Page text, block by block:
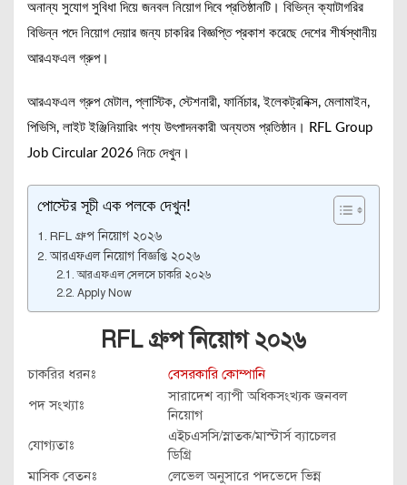
অনান্য সুযোগ সুবিধা দিয়ে জনবল নিয়োগ দিবে প্রতিষ্ঠানটি। বিভিন্ন ক্যাটাগরির
বিভিন্ন পদে নিয়োগ দেয়ার জন্য চাকরির বিজ্ঞপ্তি প্রকাশ করেছে দেশের শীর্ষস্থানীয়
আরএফএল গ্রুপ।
আরএফএল গ্রুপ মেটাল, প্লাস্টিক, স্টেশনারী, ফার্নিচার, ইলেকট্রনিক্স, মেলামাইন,
পিভিসি, লাইট ইঞ্জিনিয়ারিং পণ্য উৎপাদনকারী অন্যতম প্রতিষ্ঠান। RFL Group
Job Circular 2026 নিচে দেখুন।
পোস্টের সূচী এক পলকে দেখুন!
RFL গ্রুপ নিয়োগ ২০২৬
আরএফএল নিয়োগ বিজ্ঞপ্তি ২০২৬
আরএফএল সেলসে চাকরি ২০২৬
Apply Now
RFL গ্রুপ নিয়োগ ২০২৬
চাকরির ধরনঃ
বেসরকারি কোম্পানি
পদ সংখ্যাঃ
সারাদেশ ব্যাপী অধিকসংখ্যক জনবল
নিয়োগ
যোগ্যতাঃ
এইচএসসি/স্নাতক/মাস্টার্স ব্যাচেলর
ডিগ্রি
মাসিক বেতনঃ
লেভেল অনুসারে পদভেদে ভিন্ন